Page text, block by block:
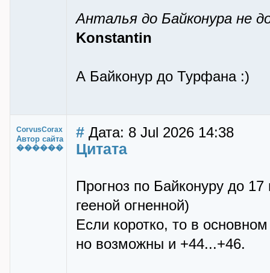
Анталья до Байконура не
Konstantin
А Байконур до Турфана :)
CorvusCorax
Автор сайта
������
# Дата: 8 Jul 2026 14:38
Цитата
Прогноз по Байконуру до
гееной огненной)
Если коротко, то в
но возможны и +44...+46.